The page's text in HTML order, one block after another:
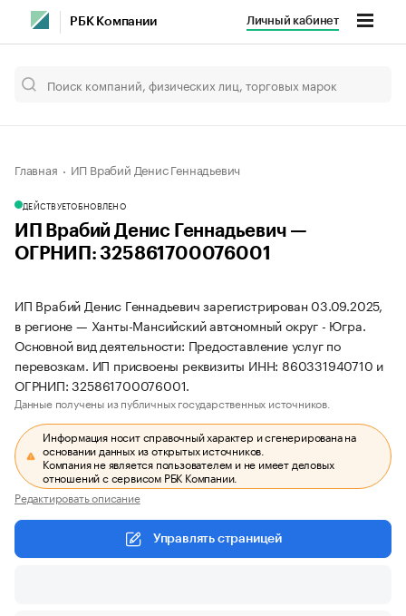
РБК Компании Личный кабинет
Главная ИП Врабий Денис Геннадьевич
ДЕЙСТВУЕТОБНОВЛЕНО
ИП Врабий Денис Геннадьевич —
ОГРНИП: 325861700076001
ИП Врабий Денис Геннадьевич зарегистрирован 03.09.2025,
в регионе — Ханты-Мансийский автономный округ - Югра.
Основной вид деятельности: Предоставление услуг по
перевозкам. ИП присвоены реквизиты ИНН: 860331940710 и
ОГРНИП: 325861700076001.
Данные получены из публичных государственных источников.
Информация носит справочный характер и сгенерирована на
основании данных из открытых источников.
Компания не является пользователем и не имеет деловых
отношений с сервисом РБК Компании.
Редактировать описание
Управлять страницей